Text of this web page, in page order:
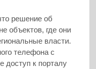
решение об
объектов, где они
власти.
телефона с
доступ к порталу